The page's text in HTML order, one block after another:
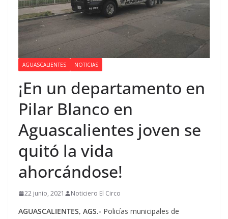
AGUASCALIENTES NOTICIAS
¡En un departamento en
Pilar Blanco en
Aguascalientes joven se
quitó la vida
ahorcándose!
22 junio, 2021 Noticiero El Circo
AGUASCALIENTES, AGS.- Policías municipales de